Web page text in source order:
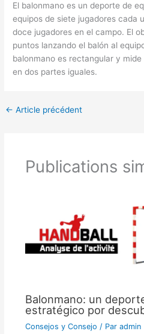
El balonmano es un deporte de
equipos de siete jugadores cada
doce jugadores en el campo. El
puntos lanzando el balón al
balonmano es rectangular y
en dos partes iguales.
← Article précédent
Publications
Balonmano: un
estratégico por
Consejos y Consejo / Par admin